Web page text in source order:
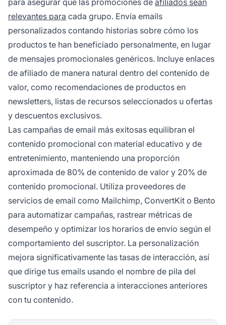
para asegurar que las promociones de afiliados sean
relevantes para cada grupo. Envía emails
personalizados contando historias sobre cómo los
productos te han beneficiado personalmente, en lugar
de mensajes promocionales genéricos. Incluye enlaces
de afiliado de manera natural dentro del contenido de
valor, como recomendaciones de productos en
newsletters, listas de recursos seleccionados u ofertas
y descuentos exclusivos.
Las campañas de email más exitosas equilibran el
contenido promocional con material educativo y de
entretenimiento, manteniendo una proporción
aproximada de 80% de contenido de valor y 20% de
contenido promocional. Utiliza proveedores de
servicios de email como Mailchimp, ConvertKit o Bento
para automatizar campañas, rastrear métricas de
desempeño y optimizar los horarios de envío según el
comportamiento del suscriptor. La personalización
mejora significativamente las tasas de interacción, así
que dirige tus emails usando el nombre de pila del
suscriptor y haz referencia a interacciones anteriores
con tu contenido.